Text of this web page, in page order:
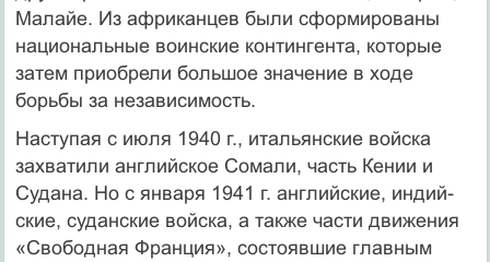
Малайе. Из афри­канцев были сформированы
национальные воинские контингента, которые
затем приобрели большое значение в ходе
борьбы за неза­висимость.
Наступая с июля 1940 г., итальянские войска
захватили английское Сомали, часть Кении и
Судана. Но с января 1941 г. английские, индий­
ские, суданские войска, а также части движения
«Свободная Фран­ция», состоявшие главным